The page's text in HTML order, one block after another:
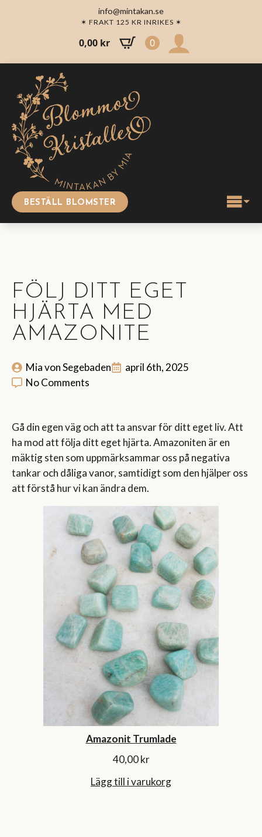
info@mintakan.se
✶ FRAKT 125 KR INRIKES ✶
0,00 kr 0
BESTÄLL BLOMSTER
FÖLJ DITT EGET
HJÄRTA MED
AMAZONITE
Mia von Segebaden
april 6th, 2025
No Comments
Gå din egen väg och att ta ansvar för ditt eget liv. Att
ha mod att följa ditt eget hjärta. Amazoniten är en
mäktig sten som uppmärksammar oss på negativa
tankar och dåliga vanor, samtidigt som den hjälper oss
att förstå hur vi kan ändra dem.
Amazonit Trumlade
40,00kr
Lägg till i varukorg